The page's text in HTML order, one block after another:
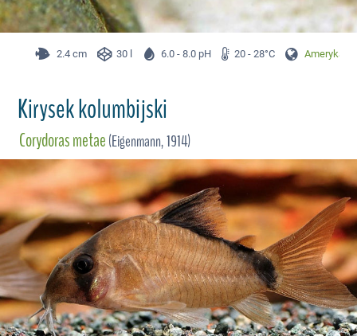
2.4 cm 30 l 6.0 - 8.0 pH 20 - 28°C Ameryka
Kirysek kolumbijski
Corydoras metae(Eigenmann, 1914)